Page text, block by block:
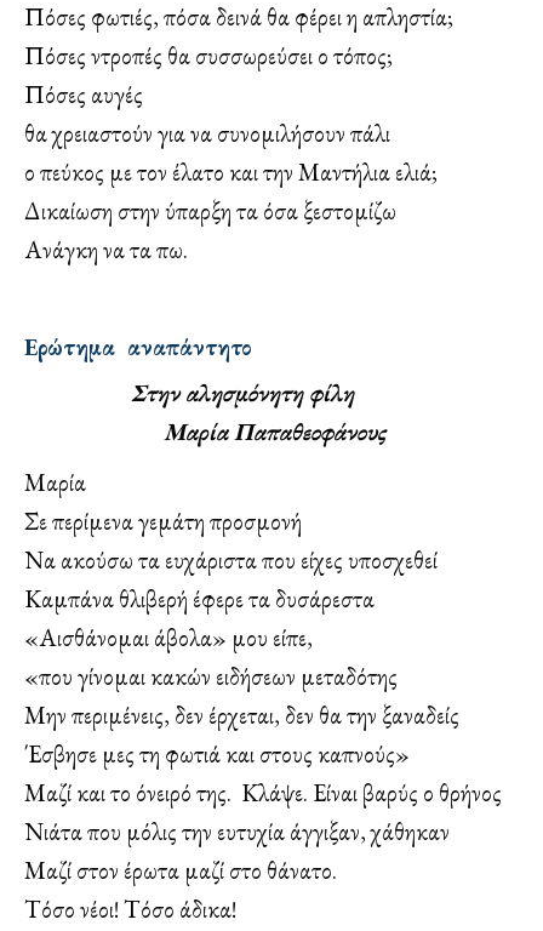
Πόσες φωτιές, πόσα δεινά θα φέρει η απληστία;
Πόσες ντροπές θα συσσωρεύσει ο τόπος;
Πόσες αυγές
θα χρειαστούν για να συνομιλήσουν πάλι
ο πεύκος με τον έλατο και την Μαντήλια ελιά;
Δικαίωση στην ύπαρξη τα όσα ξεστομίζω
Ανάγκη να τα πω.
Ερώτημα αναπάντητο
Στην αλησμόνητη φίλη
Μαρία Παπαθεοφάνους
Μαρία
Σε περίμενα γεμάτη προσμονή
Να ακούσω τα ευχάριστα που είχες υποσχεθεί
Καμπάνα θλιβερή έφερε τα δυσάρεστα
«Αισθάνομαι άβολα» μου είπε,
«που γίνομαι κακών ειδήσεων μεταδότης
Μην περιμένεις, δεν έρχεται, δεν θα την ξαναδείς
Έσβησε μες τη φωτιά και στους καπνούς»
Μαζί και το όνειρό της. Κλάψε. Είναι βαρύς ο θρήνος
Νιάτα που μόλις την ευτυχία άγγιξαν, χάθηκαν
Μαζί στον έρωτα μαζί στο θάνατο.
Τόσο νέοι! Τόσο άδικα!